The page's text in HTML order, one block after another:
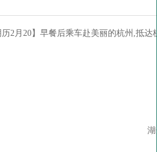
历2月20】早餐后乘车赴美丽的杭州,抵